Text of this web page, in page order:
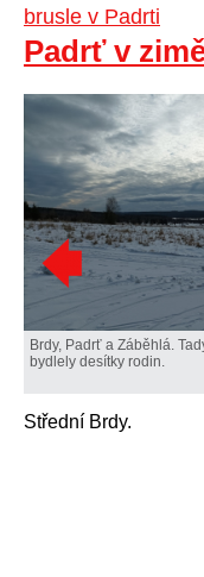
brusle v Padrti
Padrť v
Brdy, Padrť a Záběhlá.
bydlely desítky rodin.
Střední Brdy.